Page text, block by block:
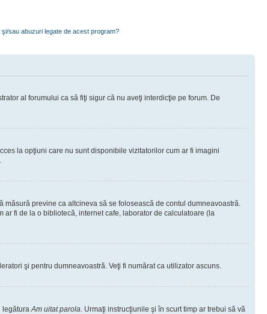
sau abuzuri legate de acest program?
al forumului ca să fiţi sigur că nu aveţi interdicţie pe forum. De
la opţiuni care nu sunt disponibile vizitatorilor cum ar fi imagini
previne ca altcineva să se folosească de contul dumneavoastră.
ar fi de la o bibliotecă, internet cafe, laborator de calculatoare (la
şi pentru dumneavoastră. Veţi fi numărat ca utilizator ascuns.
legăturaAm uitat parola. Urmaţi instrucţiunile şi în scurt timp ar trebui să vă